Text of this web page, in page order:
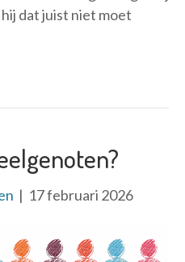
dat juist niet moet
| 17 februari 2026